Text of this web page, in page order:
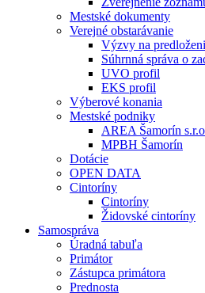
Mestské dokumenty
Verejné obstarávanie
Výzvy na
Súhrnná správa o
UVO profil
EKS profil
Výberové konania
Mestské podniky
AREA Šamorín
MPBH Šamorín
Dotácie
OPEN DATA
Cintoríny
Cintoríny
Židovské cintoríny
Samospráva
Úradná tabuľa
Primátor
Zástupca primátora
Prednosta